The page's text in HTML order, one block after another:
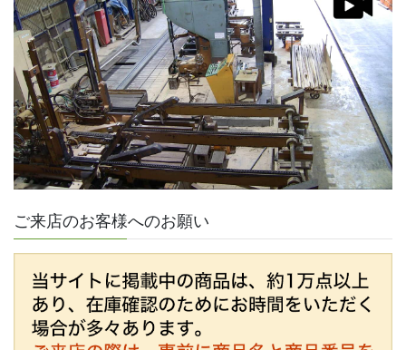
ご来店のお客様へのお願い